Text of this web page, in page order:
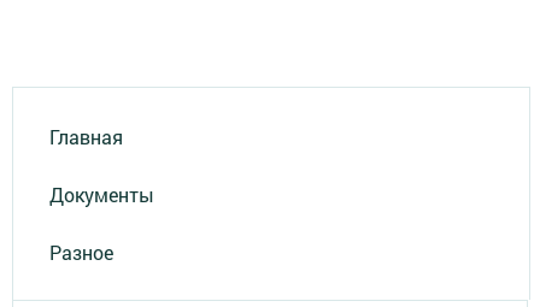
Главная
Документы
Разное